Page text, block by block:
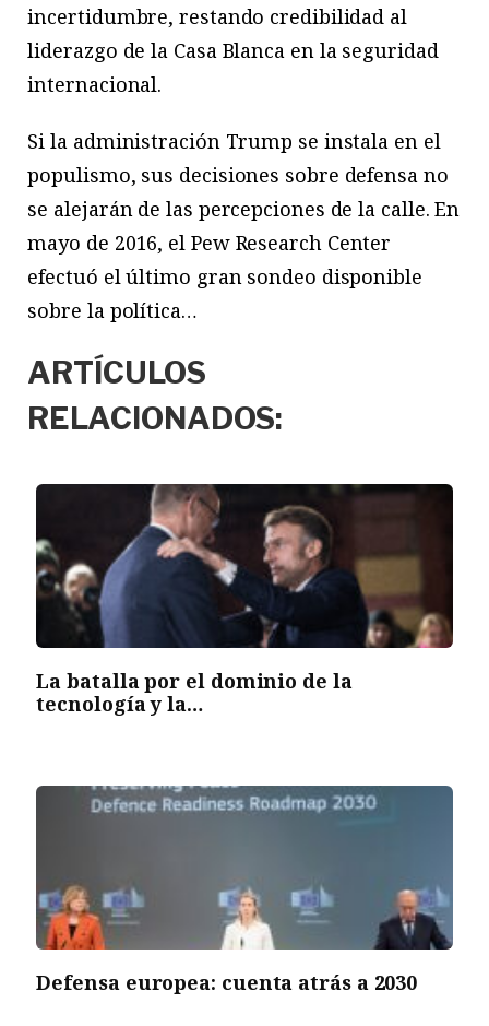
incertidumbre, restando credibilidad al
liderazgo de la Casa Blanca en la seguridad
internacional.
Si la administración Trump se instala en el
populismo, sus decisiones sobre defensa no
se alejarán de las percepciones de la calle. En
mayo de 2016, el Pew Research Center
efectuó el último gran sondeo disponible
sobre la política…
ARTÍCULOS
RELACIONADOS:
La batalla por el dominio de la
tecnología y la…
Defensa europea: cuenta atrás a 2030